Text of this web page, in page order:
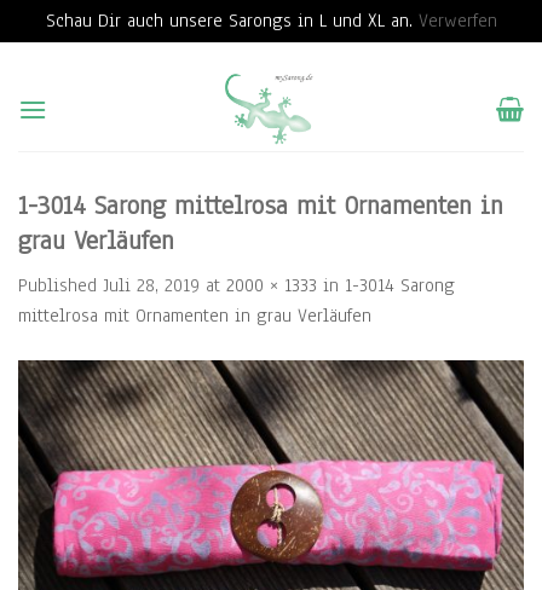
Schau Dir auch unsere Sarongs in L und XL an. Verwerfen
content
1-3014 Sarong mittelrosa mit Ornamenten in
grau Verläufen
Published Juli 28, 2019 at 2000 × 1333 in 1-3014 Sarong
mittelrosa mit Ornamenten in grau Verläufen